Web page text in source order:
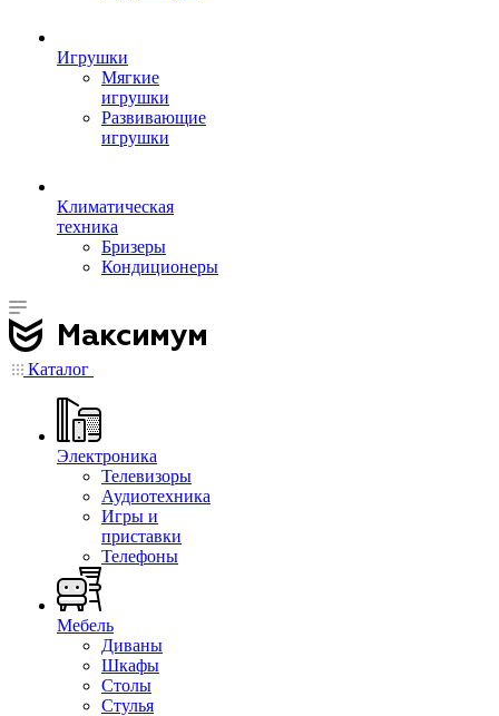
Игрушки
Мягкие
игрушки
Развивающие
игрушки
Климатическая
техника
Бризеры
Кондиционеры
Каталог
Электроника
Телевизоры
Аудиотехника
Игры и
приставки
Телефоны
Мебель
Диваны
Шкафы
Столы
Стулья